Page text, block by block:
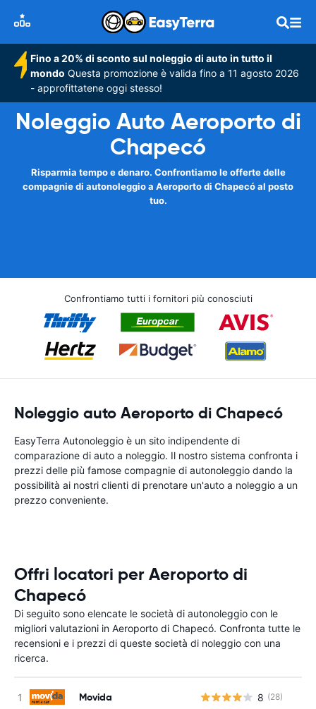
Fino a 20% di sconto sul noleggio di auto in tutto il
mondo Questa promozione è valida fino a 11 agosto 2026
- approfittatene oggi stesso!
Noleggio Auto Aeroporto di
Chapecó
Risparmia tempo e denaro. Confrontiamo le offerte delle
compagnie di autonoleggio a Aeroporto di Chapecó al posto
tuo.
Confrontiamo tutti i fornitori più conosciuti
Noleggio auto Aeroporto di Chapecó
EasyTerra Autonoleggio è un sito indipendente di
comparazione di auto a noleggio. Il nostro sistema confronta i
prezzi delle più famose compagnie di autonoleggio dando la
possibilità ai nostri clienti di prenotare un'auto a noleggio a un
prezzo conveniente.
Offri locatori per Aeroporto di
Chapecó
Di seguito sono elencate le società di autonoleggio con le
migliori valutazioni in Aeroporto di Chapecó. Confronta tutte le
recensioni e i prezzi di queste società di noleggio con una
ricerca.
Movida 8 (28)